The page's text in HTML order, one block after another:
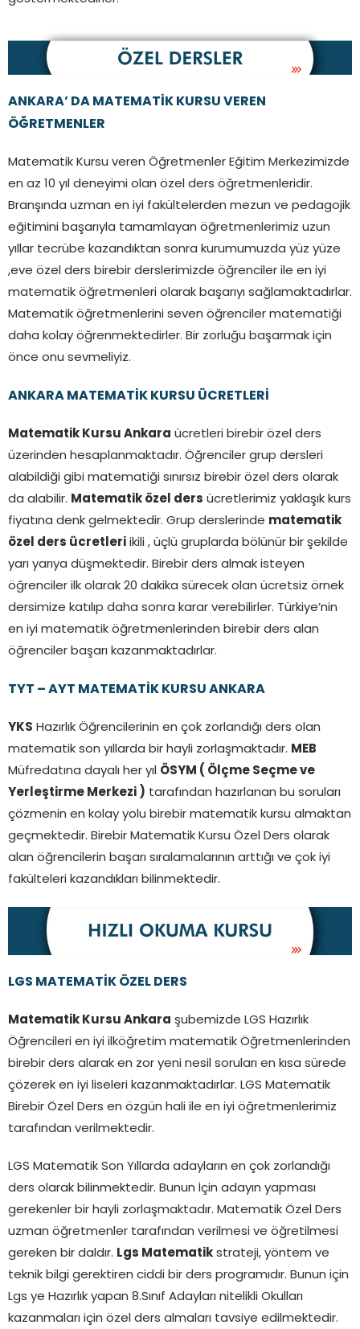
ANKARA’ DA MATEMATİK KURSU VEREN
ÖĞRETMENLER
Matematik Kursu veren Öğretmenler Eğitim Merkezimizde
en az 10 yıl deneyimi olan özel ders öğretmenleridir.
Branşında uzman en iyi fakültelerden mezun ve pedagojik
eğitimini başarıyla tamamlayan öğretmenlerimiz uzun
yıllar tecrübe kazandıktan sonra kurumumuzda yüz yüze
,eve özel ders birebir derslerimizde öğrenciler ile en iyi
matematik öğretmenleri olarak başarıyı sağlamaktadırlar.
Matematik öğretmenlerini seven öğrenciler matematiği
daha kolay öğrenmektedirler. Bir zorluğu başarmak için
önce onu sevmeliyiz.
ANKARA MATEMATİK KURSU ÜCRETLERİ
Matematik Kursu Ankara ücretleri birebir özel ders
üzerinden hesaplanmaktadır. Öğrenciler grup dersleri
alabildiği gibi matematiği sınırsız birebir özel ders olarak
da alabilir. Matematik özel ders ücretlerimiz yaklaşık kurs
fiyatına denk gelmektedir. Grup derslerinde matematik
özel ders ücretleri ikili , üçlü gruplarda bölünür bir şekilde
yarı yarıya düşmektedir. Birebir ders almak isteyen
öğrenciler ilk olarak 20 dakika sürecek olan ücretsiz örnek
dersimize katılıp daha sonra karar verebilirler. Türkiye’nin
en iyi matematik öğretmenlerinden birebir ders alan
öğrenciler başarı kazanmaktadırlar.
TYT – AYT MATEMATİK KURSU ANKARA
YKS Hazırlık Öğrencilerinin en çok zorlandığı ders olan
matematik son yıllarda bir hayli zorlaşmaktadır. MEB
Müfredatına dayalı her yıl ÖSYM ( Ölçme Seçme ve
Yerleştirme Merkezi ) tarafından hazırlanan bu soruları
çözmenin en kolay yolu birebir matematik kursu almaktan
geçmektedir. Birebir Matematik Kursu Özel Ders olarak
alan öğrencilerin başarı sıralamalarının arttığı ve çok iyi
fakülteleri kazandıkları bilinmektedir.
LGS MATEMATİK ÖZEL DERS
Matematik Kursu Ankara şubemizde LGS Hazırlık
Öğrencileri en iyi ilköğretim matematik Öğretmenlerinden
birebir ders alarak en zor yeni nesil soruları en kısa sürede
çözerek en iyi liseleri kazanmaktadırlar. LGS Matematik
Birebir Özel Ders en özgün hali ile en iyi öğretmenlerimiz
tarafından verilmektedir.
LGS Matematik Son Yıllarda adayların en çok zorlandığı
ders olarak bilinmektedir. Bunun İçin adayın yapması
gerekenler bir hayli zorlaşmaktadır. Matematik Özel Ders
uzman öğretmenler tarafından verilmesi ve öğretilmesi
gereken bir daldır. Lgs Matematik strateji, yöntem ve
teknik bilgi gerektiren ciddi bir ders programıdır. Bunun için
Lgs ye Hazırlık yapan 8.Sınıf Adayları nitelikli Okulları
kazanmaları için özel ders almaları tavsiye edilmektedir.